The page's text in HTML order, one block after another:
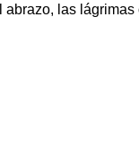
abrazo, las